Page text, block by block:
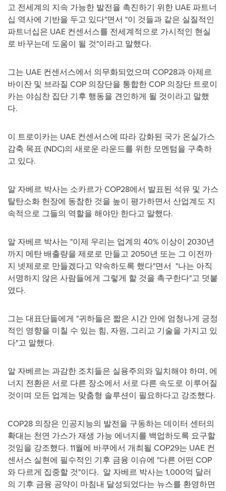
고 전세계의 지속 가능한 발전을 촉진하기 위한 UAE 파트너
십 역사에 기반을 두고 있다"면서 "이 것들과 같은 실질적인
파트너십은 UAE 컨센서스를 전세계적으로 가시적인 현실
로 바꾸는데 도움이 될 것"이라고 말했다.
그는 UAE 컨센서스에서 의무화되었으며 COP28과 아제르
바이잔 및 브라질 COP 의장단을 통합한 COP 의장단 트로이
카는 야심찬 집단 기후 행동을 견인하게 될 것이라고 말했
다.
이 트로이카는 UAE 컨센서스에 따라 강화된 국가 온실가스
감축 목표 (NDC)의 새로운 라운드를 위한 모멘텀을 구축하
고 있다.
알 자베르 박사는 소카르가 COP28에서 발표된 석유 및 가스
탈탄소화 헌장에 동참한 것을 높이 평가하면서 산업계도 지
속적으로 그들의 역할을 해야만 한다고 말했다.
알 자베르 박사는 "이제 우리는 업계의 40% 이상이 2030년
까지 메탄 배출량을 제로로 만들고 2050년 또는 그 이전까
지 넷제로로 만들겠다고 약속하도록 했다"면서 "나는 아직
서명하지 않은 사람들에게 그렇게 할 것을 촉구한다"고 덧붙
였다.
그는 대표단들에게 "귀하들은 짧은 시간 안에 엄청나게 긍정
적인 영향을 미칠 수 있는 힘, 자원, 그리고 기술을 가지고 있
다"고 말했다.
알 자베르는 과감한 조치들은 실용주의와 일치해야 하며, 에
너지 전환은 서로 다른 장소에서 서로 다른 속도로 이루어질
것이며 모든 업계는 맞춤형 솔루션이 필요하다고 강조했다.
COP28 의장은 인공지능의 발전을 구동하는 데이터 센터의
확대는 천연 가스가 재생 가능 에너지를 백업하도록 요구할
것임을 강조했다. 11월에 바쿠에서 개최될 COP29는 UAE 컨
센서스 실현에 필수적인 기후 금융 이슈에 "다른 어떤 COP
와 다르게 집중할 것"이다. 알 자베르 박사는 1,000억 달러
의 기후 금융 공약이 마침내 달성되었다는 뉴스를 환영하면